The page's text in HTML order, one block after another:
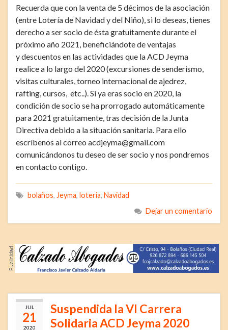
Recuerda que con la venta de 5 décimos de la asociación
(entre Lotería de Navidad y del Niño), si lo deseas, tienes
derecho a ser socio de ésta gratuitamente durante el
próximo año 2021, beneficiándote de ventajas
y descuentos en las actividades que la ACD Jeyma
realice a lo largo del 2020 (excursiones de senderismo,
visitas culturales, torneo internacional de ajedrez,
rafting, cursos, etc..). Si ya eras socio en 2020, la
condición de socio se ha prorrogado automáticamente
para 2021 gratuitamente, tras decisión de la Junta
Directiva debido a la situación sanitaria. Para ello
escríbenos al correo acdjeyma@gmail.com
comunicándonos tu deseo de ser socio y nos pondremos
en contacto contigo.
bolaños, Jeyma, loteria, Navidad
Dejar un comentario
JUL
21
2020
Suspendida la VI Carrera
Solidaria ACD Jeyma 2020